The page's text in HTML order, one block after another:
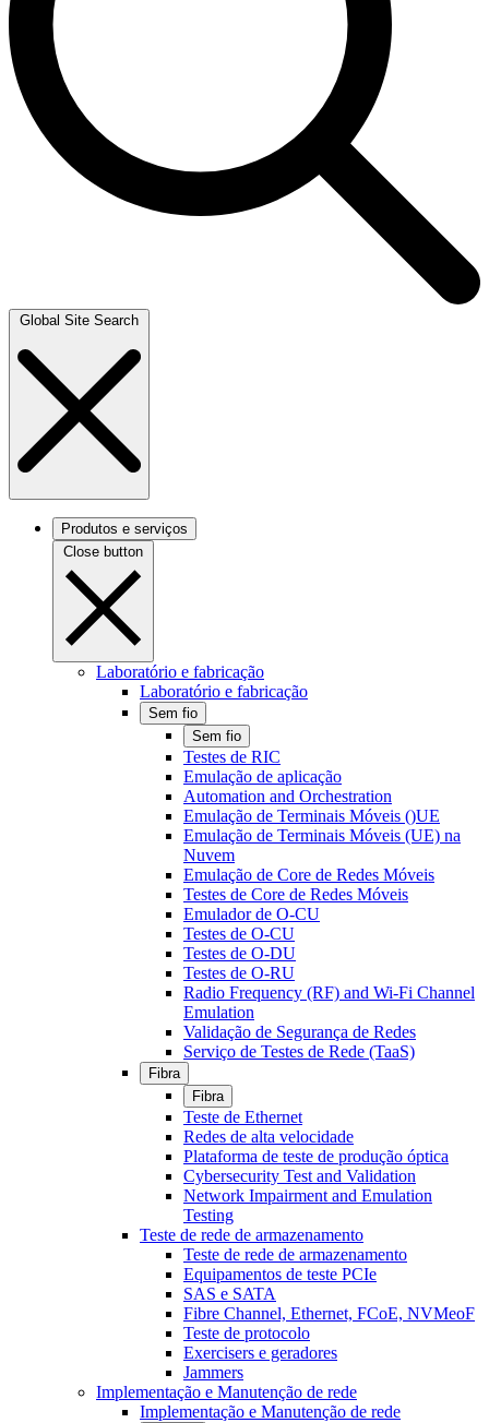
Global Site Search
Produtos e serviços
Close button
Laboratório e fabricação
Laboratório e fabricação
Sem fio
Sem fio
Testes de RIC
Emulação de aplicação
Automation and Orchestration
Emulação de Terminais Móveis ()UE
Emulação de Terminais Móveis (UE) na
Nuvem
Emulação de Core de Redes Móveis
Testes de Core de Redes Móveis
Emulador de O-CU
Testes de O-CU
Testes de O-DU
Testes de O-RU
Radio Frequency (RF) and Wi-Fi Channel
Emulation
Validação de Segurança de Redes
Serviço de Testes de Rede (TaaS)
Fibra
Fibra
Teste de Ethernet
Redes de alta velocidade
Plataforma de teste de produção óptica
Cybersecurity Test and Validation
Network Impairment and Emulation
Testing
Teste de rede de armazenamento
Teste de rede de armazenamento
Equipamentos de teste PCIe
SAS e SATA
Fibre Channel, Ethernet, FCoE, NVMeoF
Teste de protocolo
Exercisers e geradores
Jammers
Implementação e Manutenção de rede
Implementação e Manutenção de rede